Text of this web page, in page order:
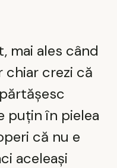
mai ales când
chiar crezi că
puțin în pielea
că nu e
aceleași